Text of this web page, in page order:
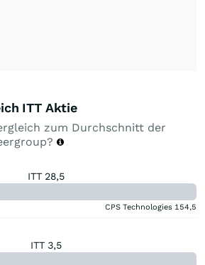
ITT Aktie
zum Durchschnitt der
ITT 28,5
CPS Technologies 154,5
ITT 3,5